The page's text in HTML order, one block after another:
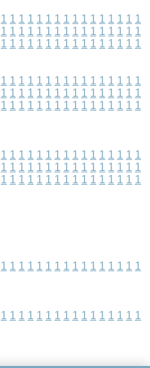
1 1 1 1 1 1 1 1 1 1 1 1 1 1 1 1
1 1 1 1 1 1 1 1 1 1 1 1 1 1 1 1
1 1 1 1 1 1 1 1 1 1 1 1 1 1 1 1
1 1 1 1 1 1 1 1 1 1 1 1 1 1 1 1
1 1 1 1 1 1 1 1 1 1 1 1 1 1 1 1
1 1 1 1 1 1 1 1 1 1 1 1 1 1 1 1
1 1 1 1 1 1 1 1 1 1 1 1 1 1 1 1
1 1 1 1 1 1 1 1 1 1 1 1 1 1 1 1
1 1 1 1 1 1 1 1 1 1 1 1 1 1 1 1
1 1 1 1 1 1 1 1 1 1 1 1 1 1 1 1
1 1 1 1 1 1 1 1 1 1 1 1 1 1 1 1